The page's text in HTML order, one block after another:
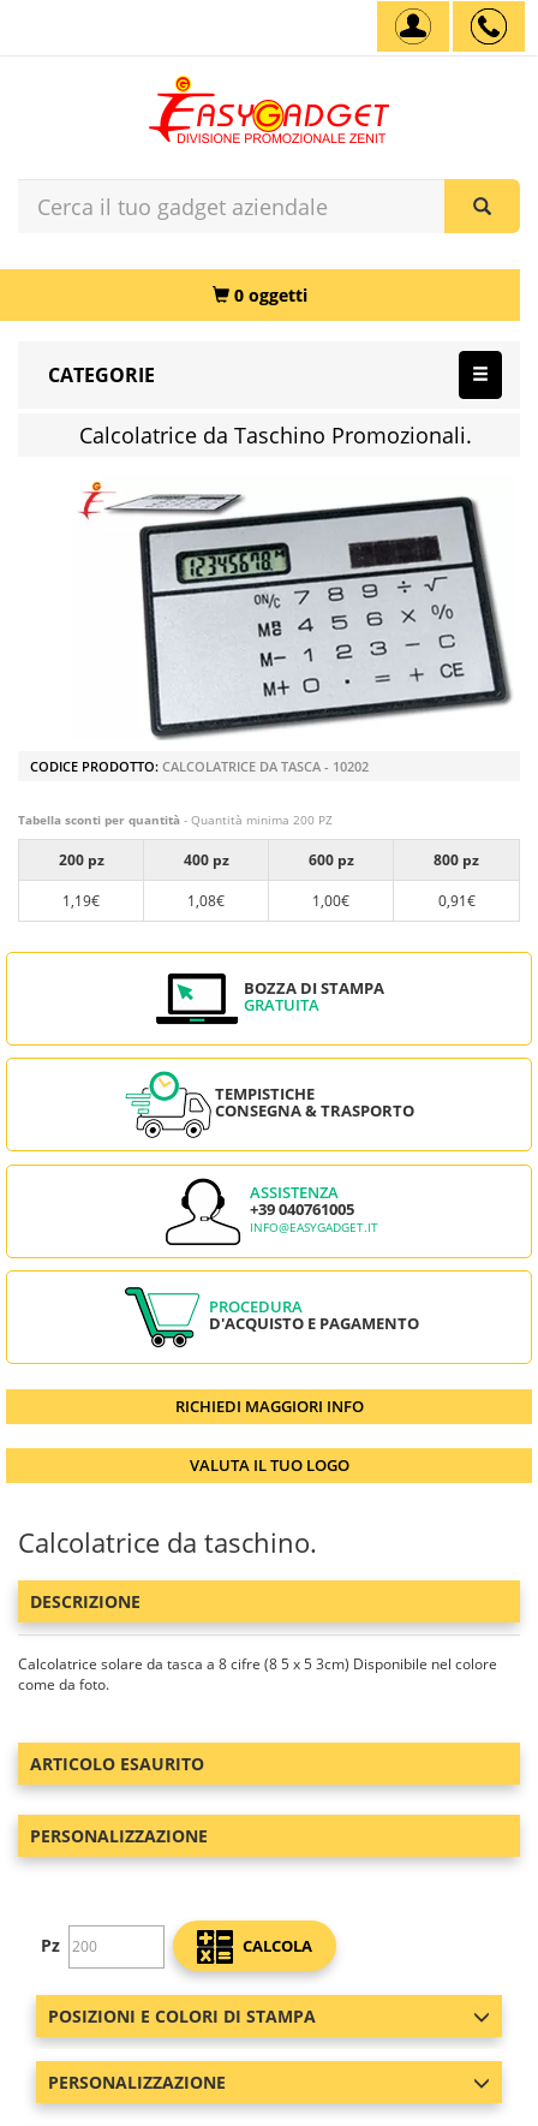
0 oggetti
CATEGORIE
Calcolatrice da Taschino Promozionali.
CODICE PRODOTTO: CALCOLATRICE DA TASCA - 10202
Tabella sconti per quantità - Quantità minima 200 PZ
200 pz 400 pz 600 pz
800 pz
1,19€
1,08€ 1,00€ 0,91€
BOZZA DI STAMPA
GRATUITA
TEMPISTICHE
CONSEGNA & TRASPORTO
ASSISTENZA
+39 040761005
INFO@EASYGADGET.IT
PROCEDURA
D'ACQUISTO E PAGAMENTO
RICHIEDI MAGGIORI INFO
VALUTA IL TUO LOGO
Calcolatrice da taschino.
DESCRIZIONE
Calcolatrice solare da tasca a 8 cifre (8 5 x 5 3cm) Disponibile nel colore
come da foto.
ARTICOLO ESAURITO
PERSONALIZZAZIONE
Pz CALCOLA
POSIZIONI E COLORI DI STAMPA
PERSONALIZZAZIONE